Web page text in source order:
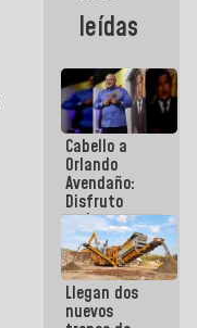
AmeriCup
2027
leídas
Cabello a
Orlando
Avendaño:
Disfruto
cada vez
que escribes
porque lo
que haces
es
embarrarla
Llegan dos
nuevos